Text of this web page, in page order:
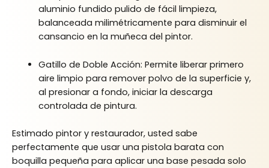
aluminio fundido pulido de fácil limpieza,
balanceada milimétricamente para disminuir el
cansancio en la muñeca del pintor.
Gatillo de Doble Acción: Permite liberar primero
aire limpio para remover polvo de la superficie y,
al presionar a fondo, iniciar la descarga
controlada de pintura.
Estimado pintor y restaurador, usted sabe
perfectamente que usar una pistola barata con
boquilla pequeña para aplicar una base pesada solo